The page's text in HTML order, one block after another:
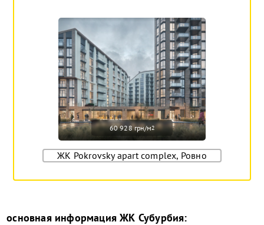
60 928 грн/м2
ЖК Pokrovsky apart complex, Ровно
основная информация ЖК Субурбия: